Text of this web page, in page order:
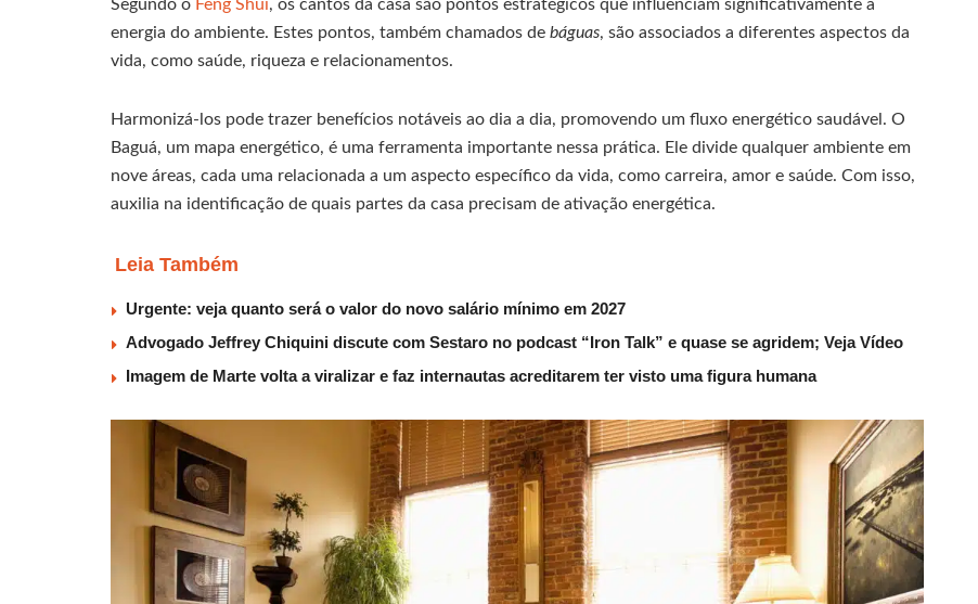
Segundo o Feng Shui, os cantos da casa são pontos estratégicos que influenciam significativamente a
energia do ambiente. Estes pontos, também chamados de báguas, são associados a diferentes aspectos da
vida, como saúde, riqueza e relacionamentos.
Harmonizá-los pode trazer benefícios notáveis ao dia a dia, promovendo um fluxo energético saudável. O
Baguá, um mapa energético, é uma ferramenta importante nessa prática. Ele divide qualquer ambiente em
nove áreas, cada uma relacionada a um aspecto específico da vida, como carreira, amor e saúde. Com isso,
auxilia na identificação de quais partes da casa precisam de ativação energética.
Leia Também
Urgente: veja quanto será o valor do novo salário mínimo em 2027
Advogado Jeffrey Chiquini discute com Sestaro no podcast “Iron Talk” e quase se agridem; Veja Vídeo
Imagem de Marte volta a viralizar e faz internautas acreditarem ter visto uma figura humana